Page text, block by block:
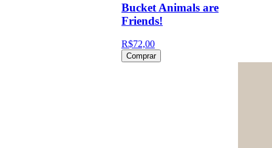
Bucket Animals are
Friends!
R$72,00
Comprar